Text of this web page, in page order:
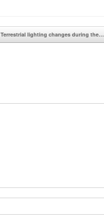
Terrestrial lighting changes during the…